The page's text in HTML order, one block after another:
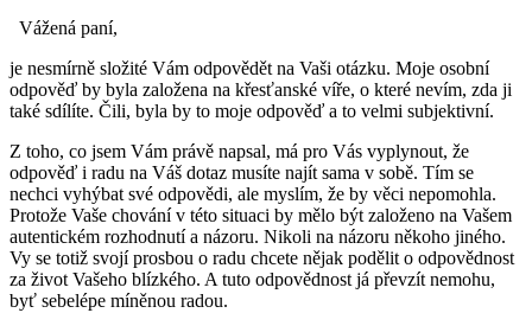
Vážená paní,
je nesmírně složité Vám odpovědět na Vaši otázku. Moje osobní
odpověď by byla založena na křesťanské víře, o které nevím, zda ji
také sdílíte. Čili, byla by to moje odpověď a to velmi subjektivní.
Z toho, co jsem Vám právě napsal, má pro Vás vyplynout, že
odpověď i radu na Váš dotaz musíte najít sama v sobě. Tím se
nechci vyhýbat své odpovědi, ale myslím, že by věci nepomohla.
Protože Vaše chování v této situaci by mělo být založeno na Vašem
autentickém rozhodnutí a názoru. Nikoli na názoru někoho jiného.
Vy se totiž svojí prosbou o radu chcete nějak podělit o odpovědnost
za život Vašeho blízkého. A tuto odpovědnost já převzít nemohu,
byť sebelépe míněnou radou.